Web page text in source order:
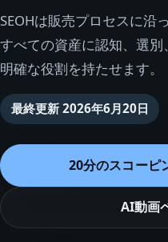
SEOHは販売プロセスに沿
すべての資産に認知、選
明確な役割を持たせます。
最終更新 2026年6月20日
20分のスコーピ
AI動画